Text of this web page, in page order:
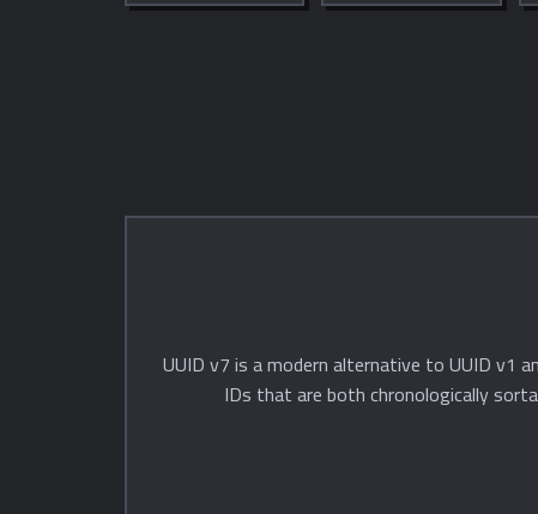
UUID v7 is a modern alternative to UUID v1
IDs that are both chronologically